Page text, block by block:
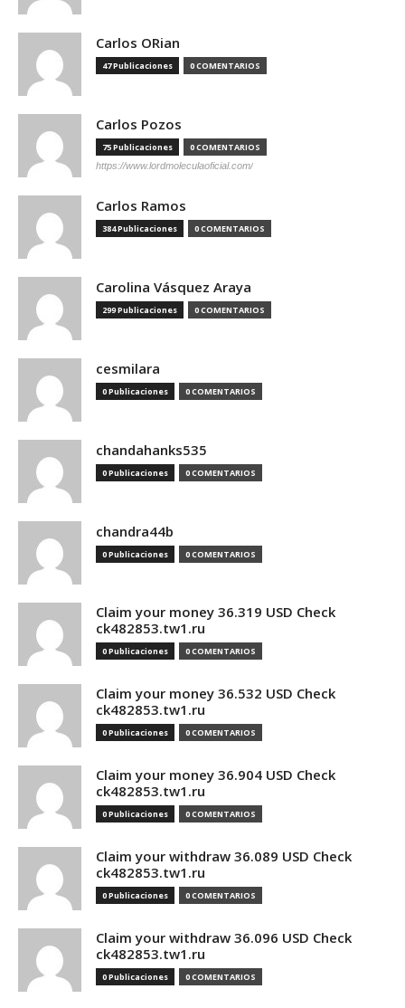
Carlos ORian
47 Publicaciones 0 COMENTARIOS
Carlos Pozos
75 Publicaciones 0 COMENTARIOS
https://www.lordmoleculaoficial.com/
Carlos Ramos
384 Publicaciones 0 COMENTARIOS
Carolina Vásquez Araya
299 Publicaciones 0 COMENTARIOS
cesmilara
0 Publicaciones 0 COMENTARIOS
chandahanks535
0 Publicaciones 0 COMENTARIOS
chandra44b
0 Publicaciones 0 COMENTARIOS
Claim your money 36.319 USD Check
ck482853.tw1.ru
0 Publicaciones 0 COMENTARIOS
Claim your money 36.532 USD Check
ck482853.tw1.ru
0 Publicaciones 0 COMENTARIOS
Claim your money 36.904 USD Check
ck482853.tw1.ru
0 Publicaciones 0 COMENTARIOS
Claim your withdraw 36.089 USD Check
ck482853.tw1.ru
0 Publicaciones 0 COMENTARIOS
Claim your withdraw 36.096 USD Check
ck482853.tw1.ru
0 Publicaciones 0 COMENTARIOS